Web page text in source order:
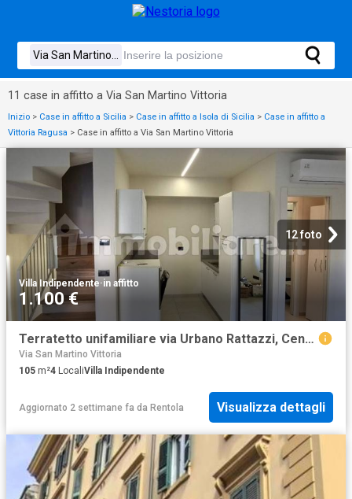
11 case in affitto a Via San Martino Vittoria
Inizio > Case in affitto a Sicilia > Case in affitto a Isola di Sicilia > Case in affitto a
Vittoria Ragusa > Case in affitto a Via San Martino Vittoria
12 foto
Villa Indipendente·in affitto
1.100 €
Terratetto unifamiliare via Urbano Rattazzi, Centro, Alba
Via San Martino Vittoria
105 m²4 LocaliVilla Indipendente
Aggiornato 2 settimane fa da Rentola Visualizza dettagli